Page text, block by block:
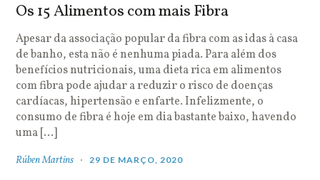
Os 15 Alimentos com mais Fibra
Apesar da associação popular da fibra com as idas à casa
de banho, esta não é nenhuma piada. Para além dos
benefícios nutricionais, uma dieta rica em alimentos
com fibra pode ajudar a reduzir o risco de doenças
cardíacas, hipertensão e enfarte. Infelizmente, o
consumo de fibra é hoje em dia bastante baixo, havendo
uma […]
Rúben Martins 29 DE MARÇO, 2020